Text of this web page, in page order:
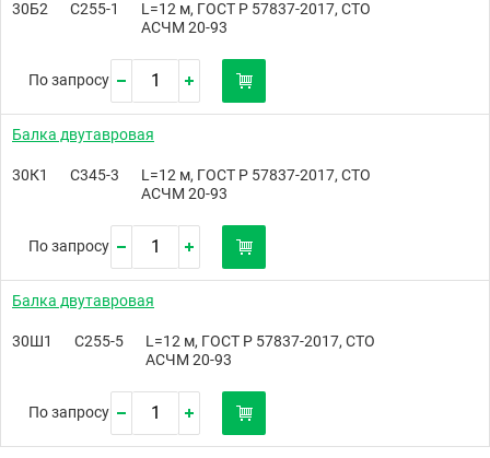
30Б2 С255-1
L=12 м, ГОСТ Р 57837-2017, СТО
АСЧМ 20-93
По запросу
Балка двутавровая
30К1 С345-3
L=12 м, ГОСТ Р 57837-2017, СТО
АСЧМ 20-93
По запросу
Балка двутавровая
30Ш1 С255-5
L=12 м, ГОСТ Р 57837-2017, СТО
АСЧМ 20-93
По запросу